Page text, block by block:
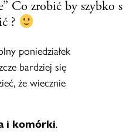
Co zrobić by szybko
?
poniedziałek
bardziej się
że wiecznie
i komórki.